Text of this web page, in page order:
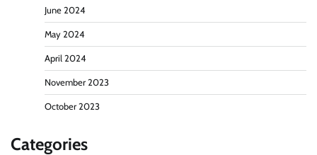
June 2024
May 2024
April 2024
November 2023
October 2023
Categories